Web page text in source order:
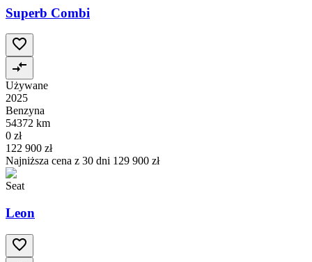
Superb Combi
Używane
2025
Benzyna
54372 km
0 zł
122 900 zł
Najniższa cena z 30 dni 129 900 zł
Seat
Leon